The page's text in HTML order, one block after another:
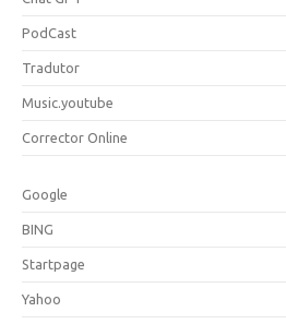
PodCast
Tradutor
Music.youtube
Corrector Online
Google
BING
Startpage
Yahoo